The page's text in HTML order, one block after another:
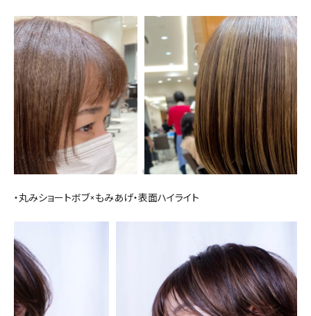
・丸みショートボブ×もみあげ・表面ハイライト